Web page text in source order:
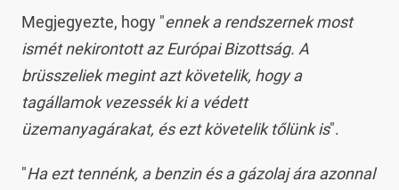
Megjegyezte, hogy "ennek a rendszernek most
ismét nekirontott az Európai Bizottság. A
brüsszeliek megint azt követelik, hogy a
tagállamok vezessék ki a védett
üzemanyagárakat, és ezt követelik tőlünk is".
"Ha ezt tennénk, a benzin és a gázolaj ára azonnal